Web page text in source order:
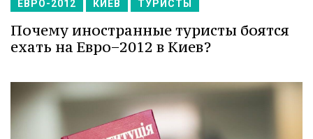
ЕВРО-2012 КИЕВ ТУРИСТЫ
Почему иностранные туристы боятся
ехать на Евро−2012 в Киев?